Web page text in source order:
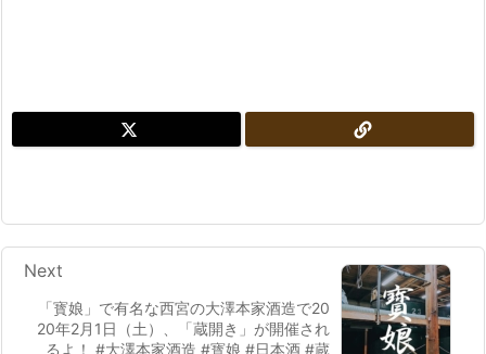
「寳娘」で有名な西宮の大澤本家酒造で20
20年2月1日（土）、「蔵開き」が開催され
るよ！ #大澤本家酒造 #寳娘 #日本酒 #蔵
Next